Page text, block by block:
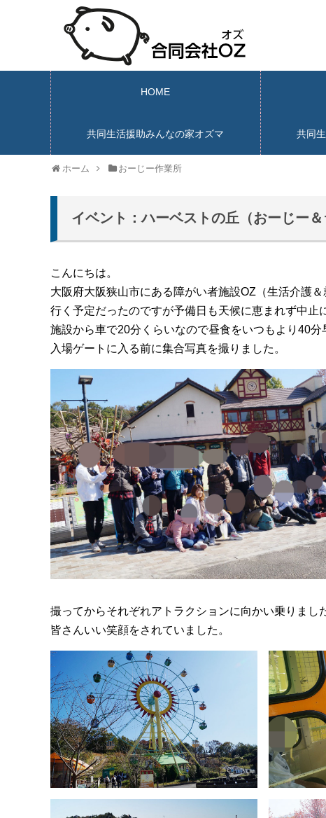
HOME
共同生活援助みんなの家オズマ 共同
ホーム おーじー作業所
イベント：ハーベストの丘（おーじー＆
こんにちは。
大阪府大阪狭山市にある障がい者施設OZ（生活介護
行く予定だったのですが予備日も天候に恵まれず中止
施設から車で20分くらいなので昼食をいつもより40分
入場ゲートに入る前に集合写真を撮りました。
撮ってからそれぞれアトラクションに向かい乗りまし
皆さんいい笑顔をされていました。